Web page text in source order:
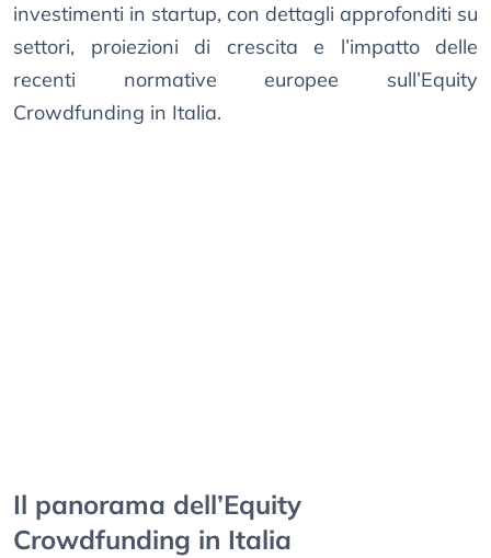
investimenti in startup, con dettagli approfonditi su
settori, proiezioni di crescita e l’impatto delle
recenti normative europee sull’Equity
Crowdfunding in Italia.
Il panorama dell’Equity
Crowdfunding in Italia